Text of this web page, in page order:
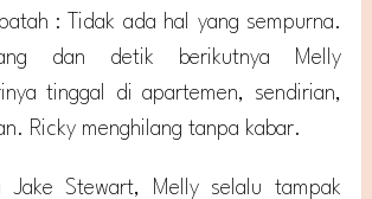
: Tidak ada hal yang sempurna.
dan detik berikutnya Melly
tinggal di apartemen, sendirian,
Ricky menghilang tanpa kabar.
Jake Stewart, Melly selalu tampak